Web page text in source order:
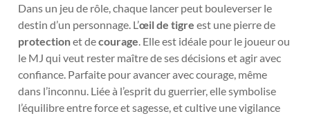
Dans un jeu de rôle, chaque lancer peut bouleverser le
destin d’un personnage. L’œil de tigre est une pierre de
protectionet decourage . Elle est idéale pour le joueur ou
le MJ qui veut rester maître de ses décisions et agir avec
confiance. Parfaite pour avancer avec courage, même
dans l’inconnu. Liée à l’esprit du guerrier, elle symbolise
l’équilibre entre force et sagesse, et cultive une vigilance